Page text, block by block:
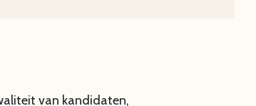
van kandidaten,